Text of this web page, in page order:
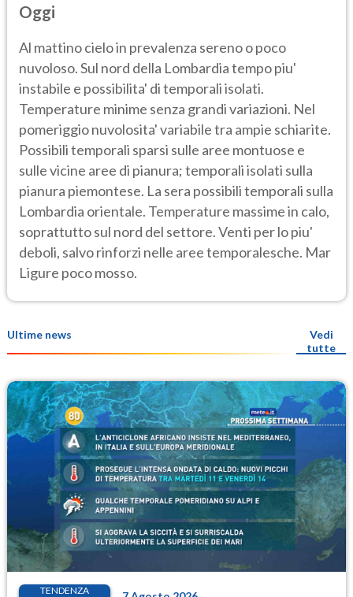
Oggi
Al mattino cielo in prevalenza sereno o poco
nuvoloso. Sul nord della Lombardia tempo piu'
instabile e possibilita' di temporali isolati.
Temperature minime senza grandi variazioni. Nel
pomeriggio nuvolosita' variabile tra ampie schiarite.
Possibili temporali sparsi sulle aree montuose e
sulle vicine aree di pianura; temporali isolati sulla
pianura piemontese. La sera possibili temporali sulla
Lombardia orientale. Temperature massime in calo,
soprattutto sul nord del settore. Venti per lo piu'
deboli, salvo rinforzi nelle aree temporalesche. Mar
Ligure poco mosso.
Ultime news
Vedi
tutte
TENDENZA